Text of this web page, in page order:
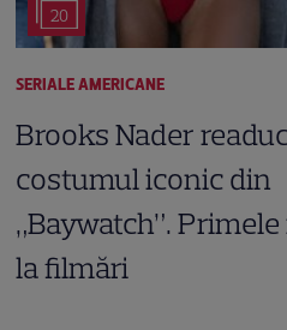
20
SERIALE AMERICANE
Brooks Nader
costumul iconic din
„Baywatch”.
la filmări